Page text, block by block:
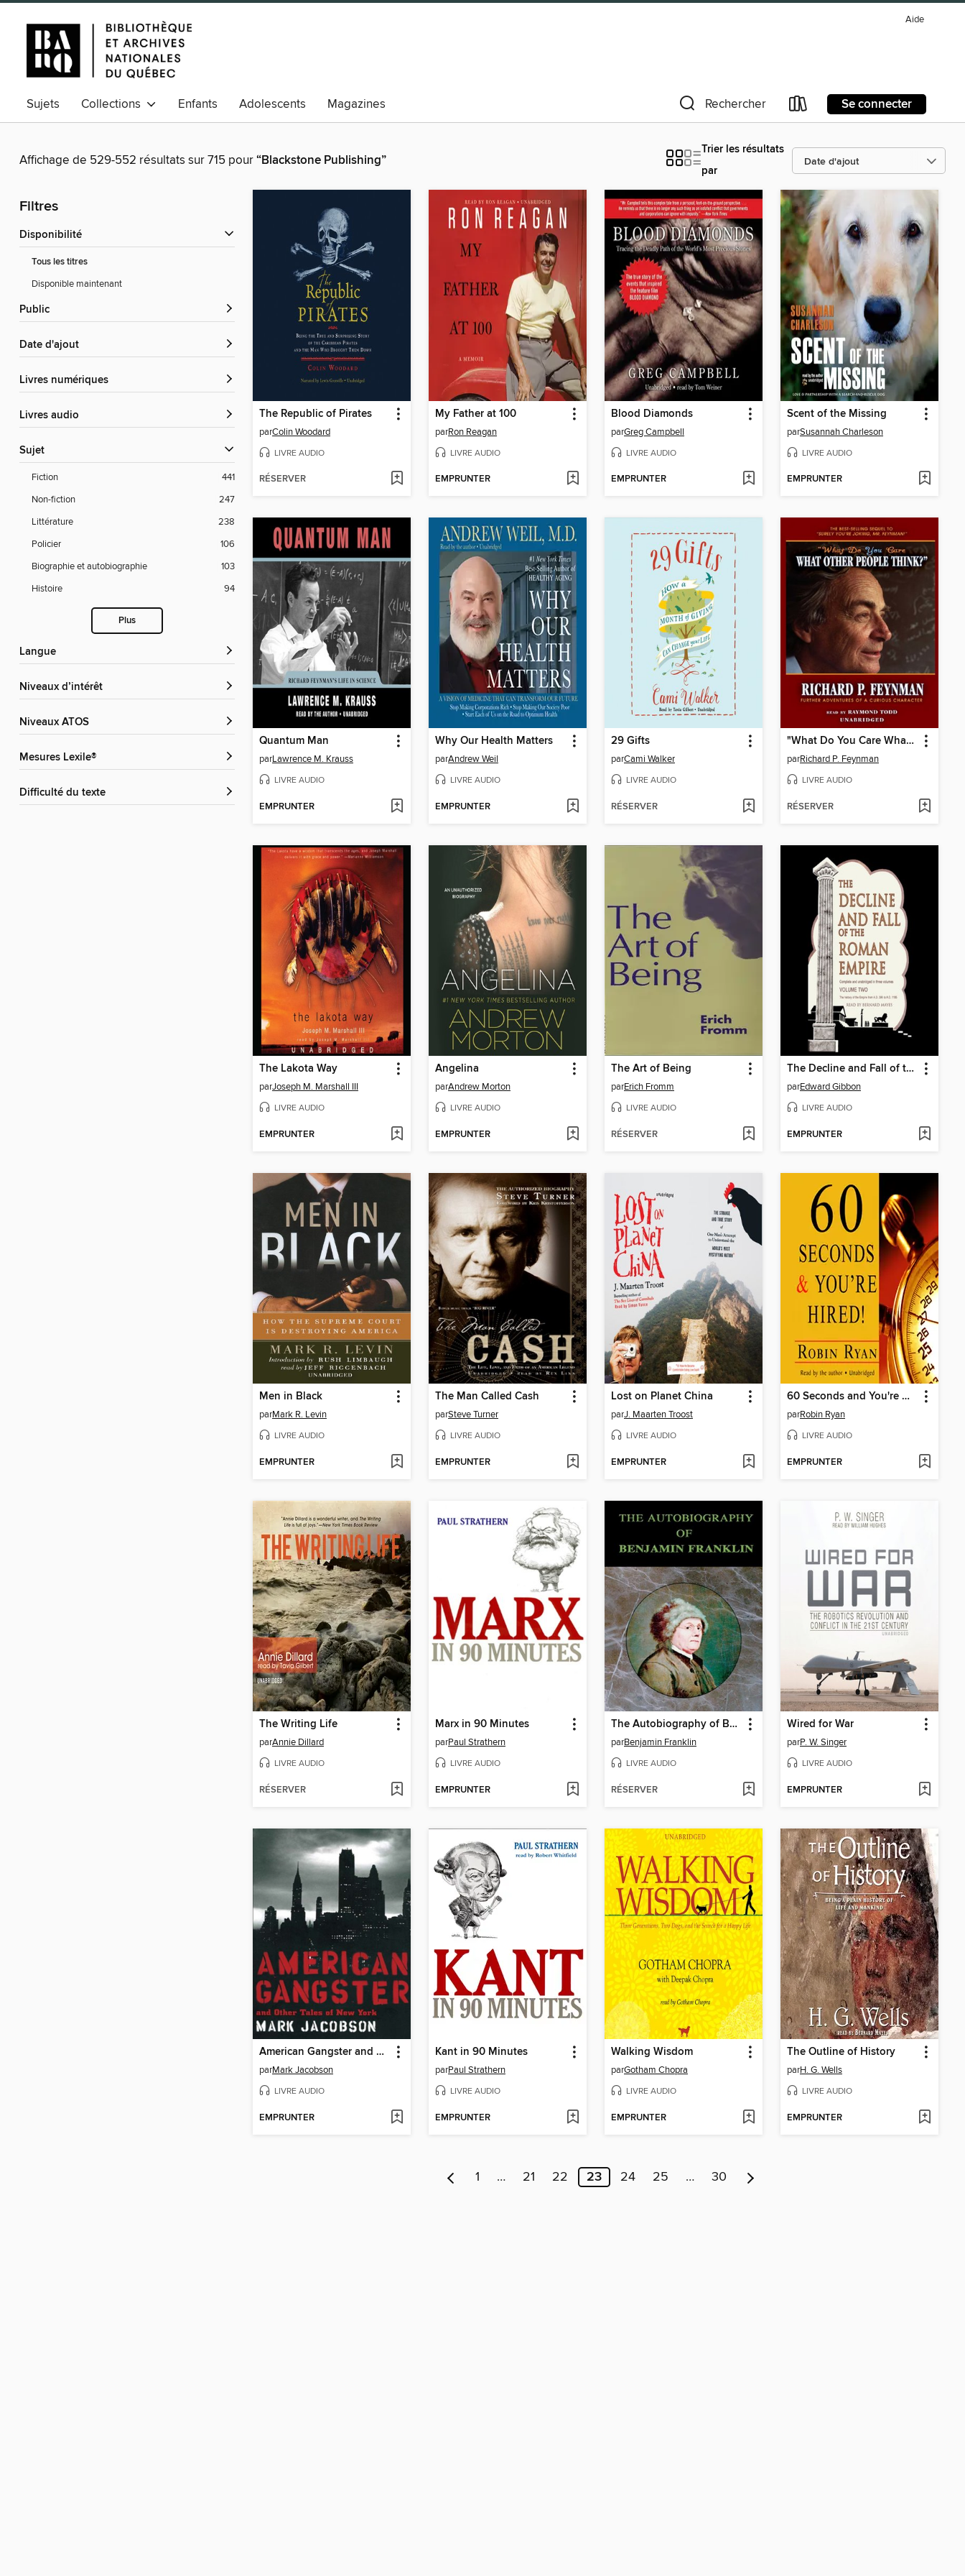
Aide
Sujets Collections Enfants Adolescents Magazines Rechercher Se connecter
Affichage de 529-552 résultats sur 715 pour“Blackstone Publishing”
Trier les résultats
par
Filtres
Disponibilité
Tous les titres
Disponible maintenant
Public
Date d'ajout
livres numériques
Livres audio
Sujet
Fiction
441
Non-fiction
247
Littérature
238
Policier
106
Biographie et autobiographie
103
Histoire
94
Plus
Langue
Niveaux d’intérêt
Niveaux ATOS
Mesures Lexile®
Difficulté du texte
The Republic of Pirates
parColin Woodard
LIVRE AUDIO
RÉSERVER
My Father at 100
parRon Reagan
LIVRE AUDIO
EMPRUNTER
Blood Diamonds
parGreg Campbell
LIVRE AUDIO
EMPRUNTER
Scent of the Missing
parSusannah Charleson
LIVRE AUDIO
EMPRUNTER
Quantum Man
parLawrence M. Krauss
LIVRE AUDIO
EMPRUNTER
Why Our Health Matters
parAndrew Weil
LIVRE AUDIO
EMPRUNTER
29 Gifts
parCami Walker
LIVRE AUDIO
RÉSERVER
"What Do You Care What Other People Think?"
parRichard P. Feynman
LIVRE AUDIO
RÉSERVER
The Lakota Way
parJoseph M. Marshall III
LIVRE AUDIO
EMPRUNTER
Angelina
parAndrew Morton
LIVRE AUDIO
EMPRUNTER
The Art of Being
parErich Fromm
LIVRE AUDIO
RÉSERVER
The Decline and Fall of the Roman Empire, Volume 2
parEdward Gibbon
LIVRE AUDIO
EMPRUNTER
Men in Black
parMark R. Levin
LIVRE AUDIO
EMPRUNTER
The Man Called Cash
parSteve Turner
LIVRE AUDIO
EMPRUNTER
Lost on Planet China
parJ. Maarten Troost
LIVRE AUDIO
EMPRUNTER
60 Seconds and You're Hired!
parRobin Ryan
LIVRE AUDIO
EMPRUNTER
The Writing Life
parAnnie Dillard
LIVRE AUDIO
RÉSERVER
Marx in 90 Minutes
parPaul Strathern
LIVRE AUDIO
EMPRUNTER
The Autobiography of Benjamin Franklin
parBenjamin Franklin
LIVRE AUDIO
RÉSERVER
Wired for War
parP. W. Singer
LIVRE AUDIO
EMPRUNTER
American Gangster and Other Tales of New York
parMark Jacobson
LIVRE AUDIO
EMPRUNTER
Kant in 90 Minutes
parPaul Strathern
LIVRE AUDIO
EMPRUNTER
Walking Wisdom
parGotham Chopra
LIVRE AUDIO
EMPRUNTER
The Outline of History
parH. G. Wells
LIVRE AUDIO
EMPRUNTER
1 … 21 22 23 24 25 … 30